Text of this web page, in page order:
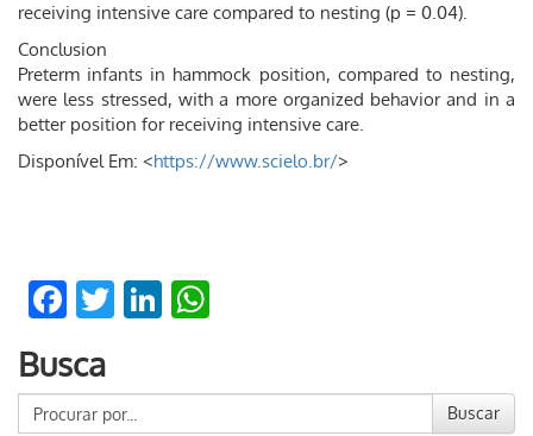
receiving intensive care compared to nesting (p = 0.04).
Conclusion
Preterm infants in hammock position, compared to nesting,
were less stressed, with a more organized behavior and in a
better position for receiving intensive care.
Disponível Em: <https://www.scielo.br/>
Facebook
TwitterLinkedIn
Busca
Buscar